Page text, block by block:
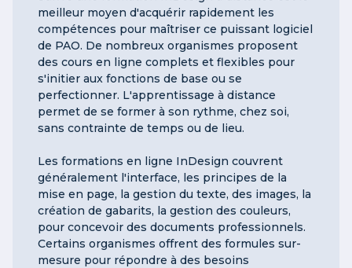
meilleur moyen d'acquérir rapidement les
compétences pour maîtriser ce puissant logiciel
de PAO. De nombreux organismes proposent
des cours en ligne complets et flexibles pour
s'initier aux fonctions de base ou se
perfectionner. L'apprentissage à distance
permet de se former à son rythme, chez soi,
sans contrainte de temps ou de lieu.
Les formations en ligne InDesign couvrent
généralement l'interface, les principes de la
mise en page, la gestion du texte, des images, la
création de gabarits, la gestion des couleurs,
pour concevoir des documents professionnels.
Certains organismes offrent des formules sur-
mesure pour répondre à des besoins